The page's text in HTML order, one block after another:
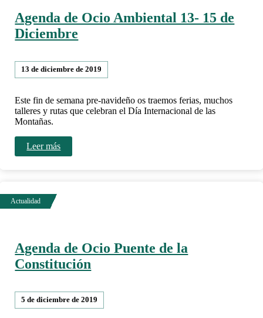
Agenda de Ocio Ambiental 13- 15 de
Diciembre
13 de diciembre de 2019
Este fin de semana pre-navideño os traemos ferias, muchos
talleres y rutas que celebran el Día Internacional de las
Montañas.
Leer más
Agenda de Ocio Puente de la
Constitución
5 de diciembre de 2019